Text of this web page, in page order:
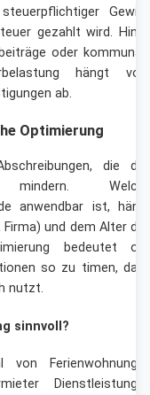
gezahlt wird.
oder
hängt
ab.
Optimierung
die
mindern.
anwendbar ist,
und dem Alter
bedeutet
so zu timen,
nutzt.
sinnvoll?